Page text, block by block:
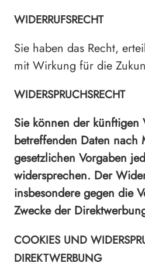
WIDERRUFSRECHT
Sie haben das Recht,
mit Wirkung für die
WIDERSPRUCHSRECHT
Sie können der künftigen
betreffenden Daten nach
gesetzlichen Vorgaben
widersprechen. Der
insbesondere gegen die
Zwecke der
COOKIES UND
DIREKTWERBUNG